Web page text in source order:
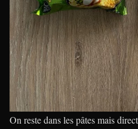
On reste dans les pâtes mais